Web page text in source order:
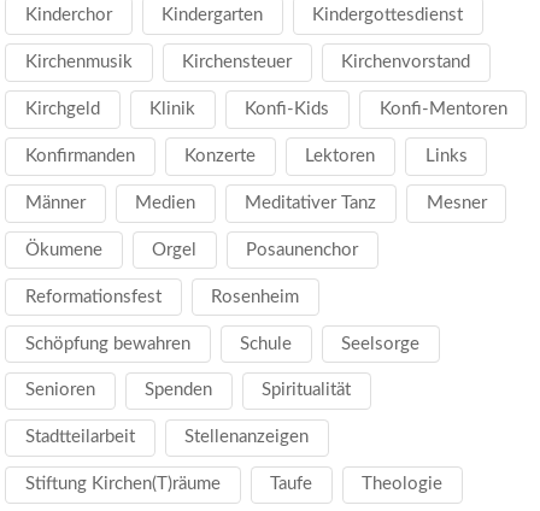
Kinderchor Kindergarten Kindergottesdienst
Kirchenmusik Kirchensteuer Kirchenvorstand
Kirchgeld Klinik Konfi-Kids Konfi-Mentoren
Konfirmanden Konzerte Lektoren Links
Männer Medien Meditativer Tanz Mesner
Ökumene Orgel Posaunenchor
Reformationsfest Rosenheim
Schöpfung bewahren Schule Seelsorge
Senioren Spenden Spiritualität
Stadtteilarbeit Stellenanzeigen
Stiftung Kirchen(T)räume Taufe Theologie